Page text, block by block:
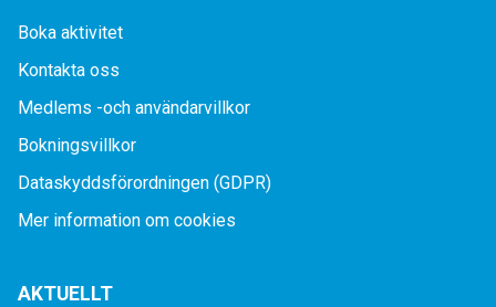
Boka aktivitet
Kontakta oss
Medlems -och användarvillkor
Bokningsvillkor
Dataskyddsförordningen (GDPR)
Mer information om cookies
AKTUELLT